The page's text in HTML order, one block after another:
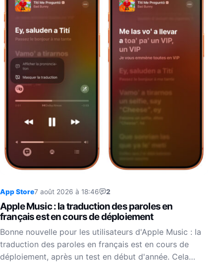
App Store7 août 2026 à 18:46 2
Apple Music : la traduction des paroles en
français est en cours de déploiement
Bonne nouvelle pour les utilisateurs d'Apple Music : la
traduction des paroles en français est en cours de
déploiement, après un test en début d'année. Cela…